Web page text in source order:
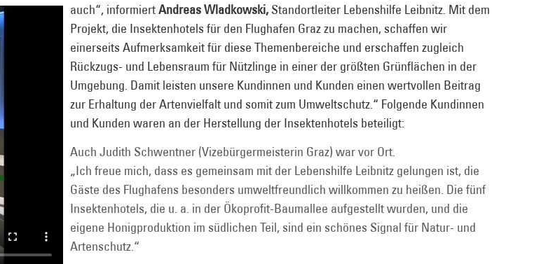
auch“, informiertAndreas Wladkowski,Standortleiter Lebenshilfe Leibnitz. Mit dem
Projekt, die Insektenhotels für den Flughafen Graz zu machen, schaffen wir
einerseits Aufmerksamkeit für diese Themenbereiche und erschaffen zugleich
Rückzugs- und Lebensraum für Nützlinge in einer der größten Grünflächen in der
Umgebung. Damit leisten unsere Kundinnen und Kunden einen wertvollen Beitrag
zur Erhaltung der Artenvielfalt und somit zum Umweltschutz.“ Folgende Kundinnen
und Kunden waren an der Herstellung der Insektenhotels beteiligt:
Auch Judith Schwentner (Vizebürgermeisterin Graz) war vor Ort.
„Ich freue mich, dass es gemeinsam mit der Lebenshilfe Leibnitz gelungen ist, die
Gäste des Flughafens besonders umweltfreundlich willkommen zu heißen. Die fünf
Insektenhotels, die u. a. in der Ökoprofit-Baumallee aufgestellt wurden, und die
eigene Honigproduktion im südlichen Teil, sind ein schönes Signal für Natur- und
Artenschutz.“